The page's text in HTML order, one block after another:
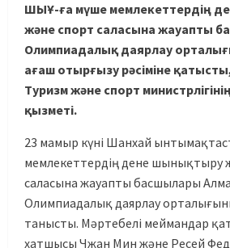
ШЫҰ-ға мүше мемлекеттердің
және спорт саласына жауапты
Олимпиадалық даярлау
ағаш отырғызу рәсіміне
Туризм және спорт
қызметі.
23 мамыр күні Шанхай
мемлекеттердің дене шынықтыру
саласына жауапты басшылары
Олимпиадалық даярлау
танысты. Мәртебелі меймандар
хатшысы Чжан Мин және Ресей